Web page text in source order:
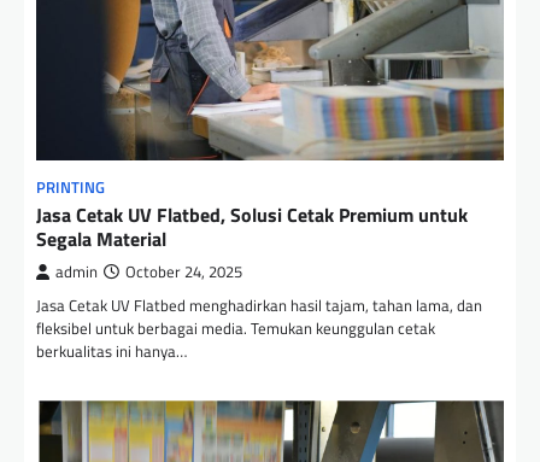
PRINTING
Jasa Cetak UV Flatbed, Solusi Cetak Premium untuk
Segala Material
admin October 24, 2025
Jasa Cetak UV Flatbed menghadirkan hasil tajam, tahan lama, dan
fleksibel untuk berbagai media. Temukan keunggulan cetak
berkualitas ini hanya…